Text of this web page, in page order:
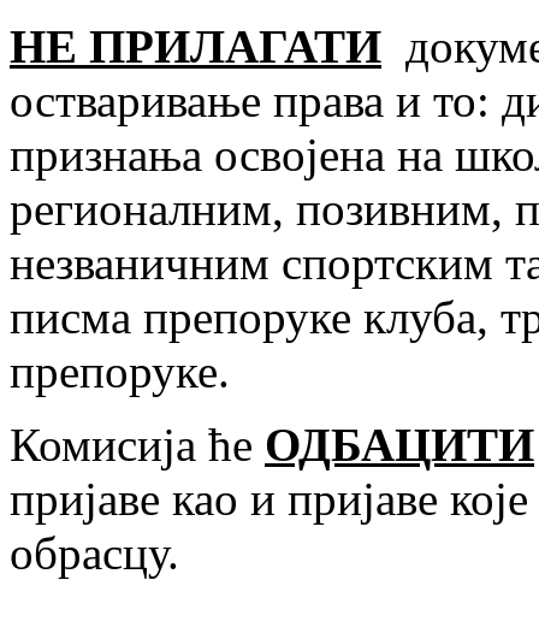
НЕ ПРИЛАГАТИ
остваривање права и то:
признања освојена на
регионалним, позивним,
незваничним спортским
писма препоруке клуба,
препоруке.
Комисија ће ОДБАЦИТИ
пријаве као и пријаве
обрасцу.